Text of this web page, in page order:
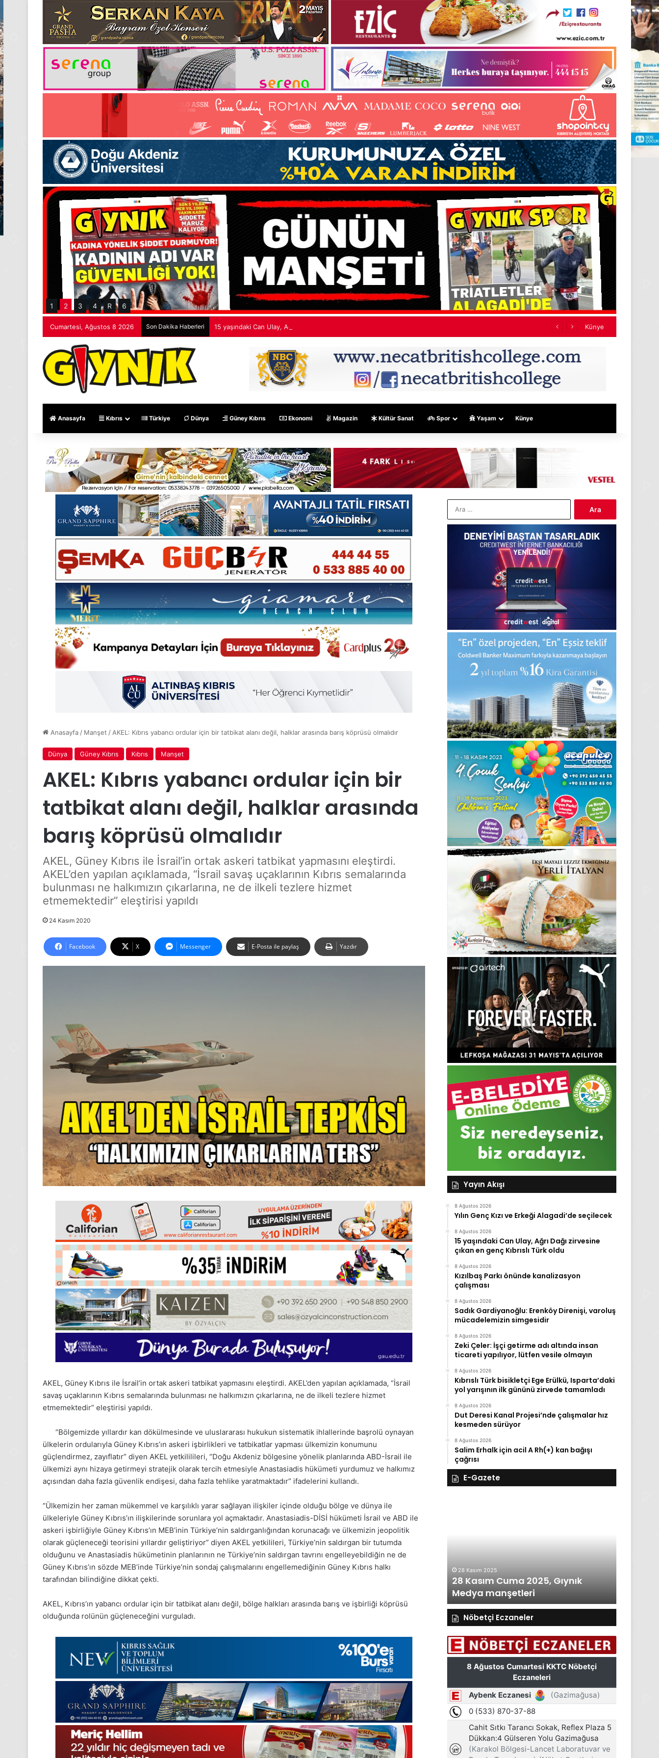
1 2 3 4 R 6
Cumartesi, Ağustos 8 2026 Son Dakika Haberleri 15 yaşındaki Can Ulay, Ağrı Dağı zirvesine çıkan en genç Kıbrıslı Türk oldu Künye
Anasayfa Kıbrıs Türkiye Dünya Güney Kıbrıs Ekonomi Magazin Kültür Sanat Spor Yaşam Künye
Anasayfa/ Manşet /AKEL: Kıbrıs yabancı ordular için bir tatbikat alanı değil, halklar arasında barış köprüsü olmalıdır
Dünya Güney Kıbrıs Kıbrıs Manşet
AKEL: Kıbrıs yabancı ordular için bir
tatbikat alanı değil, halklar arasında
barış köprüsü olmalıdır
AKEL, Güney Kıbrıs ile İsrail’in ortak askeri tatbikat yapmasını eleştirdi.
AKEL’den yapılan açıklamada, “İsrail savaş uçaklarının Kıbrıs semalarında
bulunması ne halkımızın çıkarlarına, ne de ilkeli tezlere hizmet
etmemektedir” eleştirisi yapıldı
24 Kasım 2020
Facebook X Messenger E-Posta ile paylaş Yazdır
AKEL, Güney Kıbrıs ile İsrail’in ortak askeri tatbikat yapmasını eleştirdi. AKEL’den yapılan açıklamada, “İsrail
savaş uçaklarının Kıbrıs semalarında bulunması ne halkımızın çıkarlarına, ne de ilkeli tezlere hizmet
etmemektedir” eleştirisi yapıldı.
“Bölgemizde yıllardır kan dökülmesinde ve uluslararası hukukun sistematik ihlallerinde başrolü oynayan
ülkelerin ordularıyla Güney Kıbrıs’ın askeri işbirlikleri ve tatbikatlar yapması ülkemizin konumunu
güçlendirmez, zayıflatır” diyen AKEL yetkililileri, “Doğu Akdeniz bölgesine yönelik planlarında ABD-İsrail ile
ülkemizi aynı hizaya getirmeyi stratejik olarak tercih etmesiyle Anastasiadis hükümeti yurdumuz ve halkımız
açısından daha fazla güvenlik endişesi, daha fazla tehlike yaratmaktadır” ifadelerini kullandı.
“Ülkemizin her zaman mükemmel ve karşılıklı yarar sağlayan ilişkiler içinde olduğu bölge ve dünya ile
ülkeleriyle Güney Kıbrıs’ın ilişkilerinde sorunlara yol açmaktadır. Anastasiadis-DİSİ hükümeti İsrail ve ABD ile
askeri işbirliğiyle Güney Kıbrıs’ın MEB’inin Türkiye’nin saldırganlığından korunacağı ve ülkemizin jeopolitik
olarak güçleneceği teorisini yıllardır geliştiriyor” diyen AKEL yetkilileri, Türkiye’nin saldırgan bir tutumda
olduğunu ve Anastasiadis hükümetinin planlarının ne Türkiye’nin saldırgan tavrını engelleyebildiğin ne de
Güney Kıbrıs’ın sözde MEB’inde Türkiye’nin sondaj çalışmalarını engellemediğinin Güney Kıbrıs halkı
tarafından bilindiğine dikkat çekti.
AKEL, Kıbrıs’ın yabancı ordular için bir tatbikat alanı değil, bölge halkları arasında barış ve işbirliği köprüsü
olduğunda rolünün güçleneceğini vurguladı.
Yayın Akışı
8 Ağustos 2026
Yılın Genç Kızı ve Erkeği Alagadi’de seçilecek
8 Ağustos 2026
15 yaşındaki Can Ulay, Ağrı Dağı zirvesine
çıkan en genç Kıbrıslı Türk oldu
8 Ağustos 2026
Kızılbaş Parkı önünde kanalizasyon
çalışması
8 Ağustos 2026
Sadık Gardiyanoğlu: Erenköy Direnişi, varoluş
mücadelemizin simgesidir
8 Ağustos 2026
Zeki Çeler: İşçi getirme adı altında insan
ticareti yapılıyor, lütfen vesile olmayın
8 Ağustos 2026
Kıbrıslı Türk bisikletçi Ege Erülkü, Isparta’daki
yol yarışının ilk gününü zirvede tamamladı
8 Ağustos 2026
Dut Deresi Kanal Projesi’nde çalışmalar hız
kesmeden sürüyor
8 Ağustos 2026
Salim Erhalk için acil A Rh(+) kan bağışı
çağrısı
E-Gazete
Kasım
Pazartesi
2025,
Gıynık
Medya
manşetleri
24 Kasım 2025
24 Kasım Pazartesi 2025, Gıynık
Aralık
Pazartesi
2025,
Gıynık
Medya
manşetleri
1 Aralık 2025 28 Kasım 2025
28 Kasım Cuma 2025, Gıynık
Medya manşetleri
Nöbetçi Eczaneler